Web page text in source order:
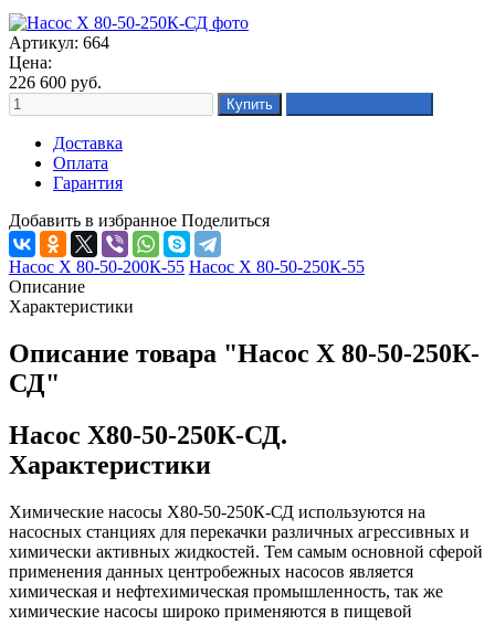
Артикул: 664
Цена:
226 600 руб.
Доставка
Оплата
Гарантия
Добавить в избранное Поделиться
Насос Х 80-50-200К-55 Насос Х 80-50-250К-55
Описание
Характеристики
Описание товара "Насос Х 80-50-250К-
СД"
Насос Х80-50-250К-СД.
Характеристики
Химические насосы Х80-50-250К-СД используются на
насосных станциях для перекачки различных агрессивных и
химически активных жидкостей. Тем самым основной сферой
применения данных центробежных насосов является
химическая и нефтехимическая промышленность, так же
химические насосы широко применяются в пищевой